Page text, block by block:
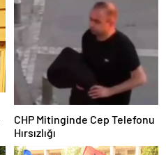
CHP Mitinginde Cep Telefonu
Hırsızlığı